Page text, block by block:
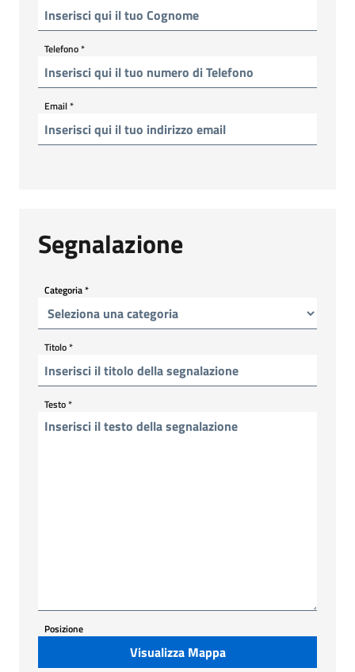
Telefono*
Email*
Segnalazione
Categoria*
Titolo*
Testo*
Posizione
Visualizza Mappa